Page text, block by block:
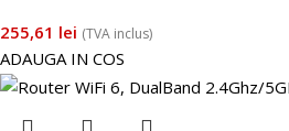
255,61 lei (TVA inclus)
ADAUGA IN COS